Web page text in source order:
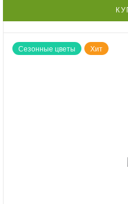
Сезонные цветы Хит